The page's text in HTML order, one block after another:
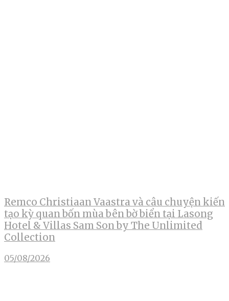
Remco Christiaan Vaastra và câu chuyện kiến
tạo kỳ quan bốn mùa bên bờ biển tại Lasong
Hotel & Villas Sam Son by The Unlimited
Collection
05/08/2026